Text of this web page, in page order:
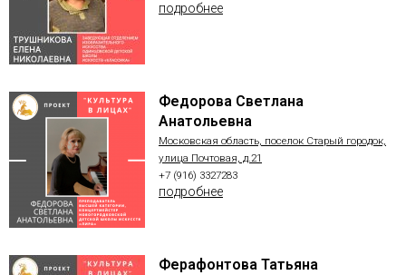
подробнее
Федорова Светлана
Анатольевна
Московская область, поселок Старый городок,
улица Почтовая, д.21
+7 (916) 3327283
подробнее
Ферафонтова Татьяна